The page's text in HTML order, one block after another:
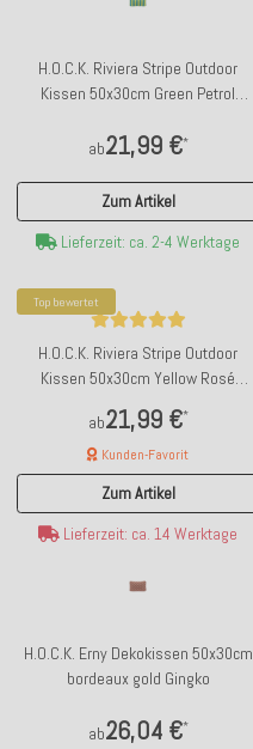
H.O.C.K. Riviera Stripe Outdoor
Kissen 50x30cm Green Petrol
ab21,99 €*
Zum Artikel
Lieferzeit: ca. 2-4 Werktage
Top bewertet
H.O.C.K. Riviera Stripe Outdoor
Kissen 50x30cm Yellow Rosé
ab21,99 €*
Kunden-Favorit
Zum Artikel
Lieferzeit: ca. 14 Werktage
H.O.C.K. Erny Dekokissen 50x30cm
bordeaux gold Gingko
ab26,04 €*